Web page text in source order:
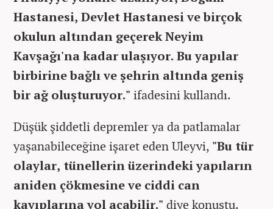
Hastanesi, Devlet Hastanesi ve birçok
okulun altından geçerek Neyim
Kavşağı'na kadar ulaşıyor. Bu yapılar
birbirine bağlı ve şehrin altında geniş
bir ağ oluşturuyor." ifadesini kullandı.
Düşük şiddetli depremler ya da patlamalar
yaşanabileceğine işaret eden Uleyvi, "Bu tür
olaylar, tünellerin üzerindeki yapıların
aniden çökmesine ve ciddi can
kayıplarına yol açabilir." diye konuştu.